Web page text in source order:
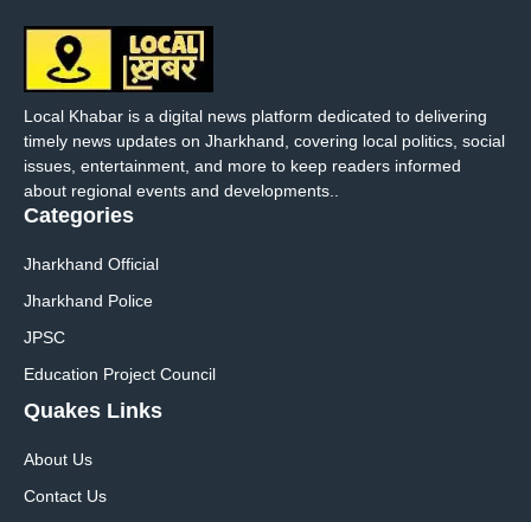
Local Khabar is a digital news platform dedicated to delivering
timely news updates on Jharkhand, covering local politics, social
issues, entertainment, and more to keep readers informed
about regional events and developments..
Categories
Jharkhand Official
Jharkhand Police
JPSC
Education Project Council
Quakes Links
About Us
Contact Us